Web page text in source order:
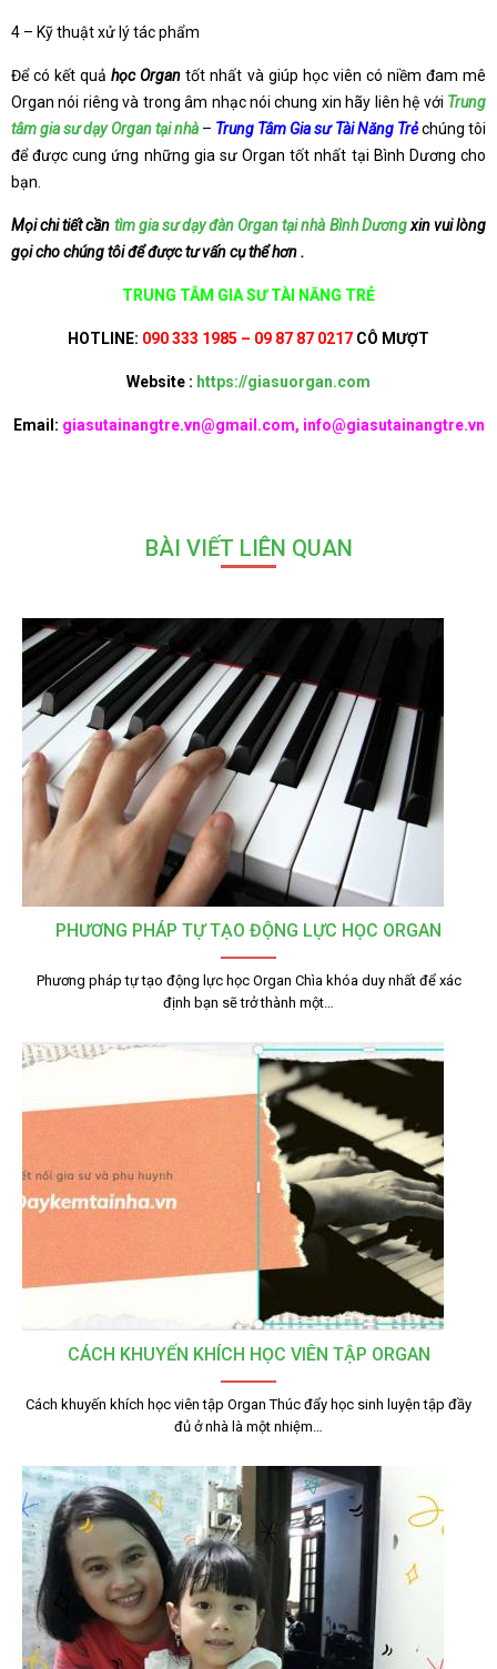
4 – Kỹ thuật xử lý tác phẩm
Để có kết quảhọc Organ tốt nhất và giúp học viên có niềm đam mê
Organ nói riêng và trong âm nhạc nói chung xin hãy liên hệ với Trung
tâm gia sư dạy Organ tại nhà– Trung Tâm Gia sư Tài Năng Trẻ chúng tôi
để được cung ứng những gia sư Organ tốt nhất tại Bình Dương cho
bạn.
Mọi chi tiết cần tìm gia sư dạy đàn Organ tại nhà Bình Dươngxin vui lòng
gọi cho chúng tôi để được tư vấn cụ thể hơn .
TRUNG TÂM GIA SƯ TÀI NĂNG TRẺ
HOTLINE: 090 333 1985 – 09 87 87 0217 CÔ MƯỢT
Website : https://giasuorgan.com
Email: giasutainangtre.vn@gmail.com, info@giasutainangtre.vn
BÀI VIẾT LIÊN QUAN
PHƯƠNG PHÁP TỰ TẠO ĐỘNG LỰC HỌC ORGAN
Phương pháp tự tạo động lực học Organ Chìa khóa duy nhất để xác
định bạn sẽ trở thành một…
CÁCH KHUYẾN KHÍCH HỌC VIÊN TẬP ORGAN
Cách khuyến khích học viên tập Organ Thúc đẩy học sinh luyện tập đầy
đủ ở nhà là một nhiệm…